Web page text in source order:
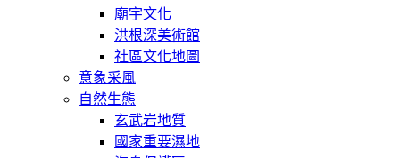
廟宇文化
洪根深美術館
社區文化地圖
意象采風
自然生態
玄武岩地質
國家重要濕地